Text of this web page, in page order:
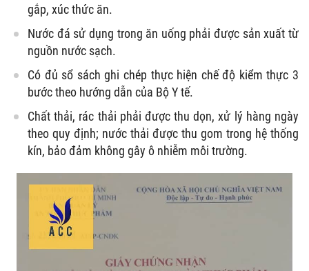
gắp, xúc thức ăn.
Nước đá sử dụng trong ăn uống phải được sản xuất từ
nguồn nước sạch.
Có đủ sổ sách ghi chép thực hiện chế độ kiểm thực 3
bước theo hướng dẫn của Bộ Y tế.
Chất thải, rác thải phải được thu dọn, xử lý hàng ngày
theo quy định; nước thải được thu gom trong hệ thống
kín, bảo đảm không gây ô nhiễm môi trường.